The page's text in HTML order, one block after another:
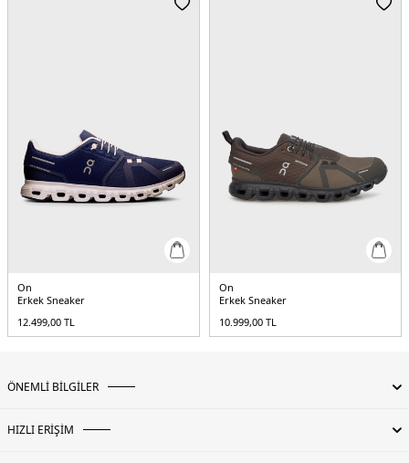
On
Erkek Sneaker
12.499,00 TL
On
Erkek Sneaker
10.999,00 TL
ÖNEMLİ BİLGİLER
HIZLI ERİŞİM